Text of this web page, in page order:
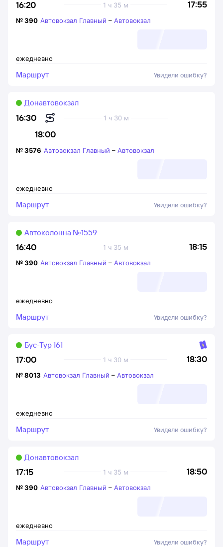
16:20 17:55
1 ч 35 м
ежедневно
№390 Автовокзал Главный – Автовокзал
Маршрут Увидели ошибку?
16:30
18:00
1 ч 30 м
Донавтовокзал
ежедневно
№3576 Автовокзал Главный – Автовокзал
Маршрут Увидели ошибку?
16:40 18:15
1 ч 35 м
Автоколонна №1559
ежедневно
№390 Автовокзал Главный – Автовокзал
Маршрут Увидели ошибку?
17:00 18:30
1 ч 30 м
Бус-Тур 161
ежедневно
№8013 Автовокзал Главный – Автовокзал
Маршрут Увидели ошибку?
17:15 18:50
1 ч 35 м
Донавтовокзал
ежедневно
№390 Автовокзал Главный – Автовокзал
Маршрут Увидели ошибку?